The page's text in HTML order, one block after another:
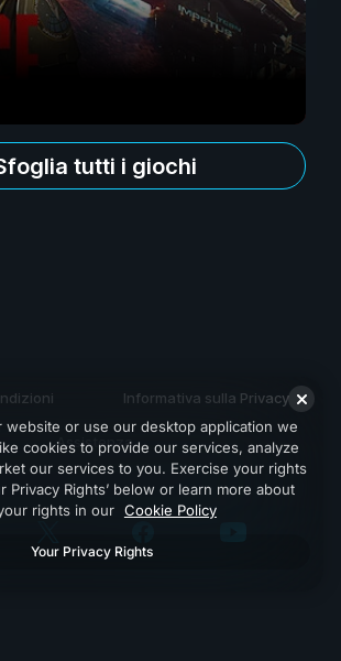
tutti i giochi
Informativa sulla Privacy
Assistenza
website or use our desktop application we
cookies to provide our services, analyze
our services to you. Exercise your rights
Privacy Rights’ below or learn more about
rights in our Cookie Policy
Your Privacy Rights